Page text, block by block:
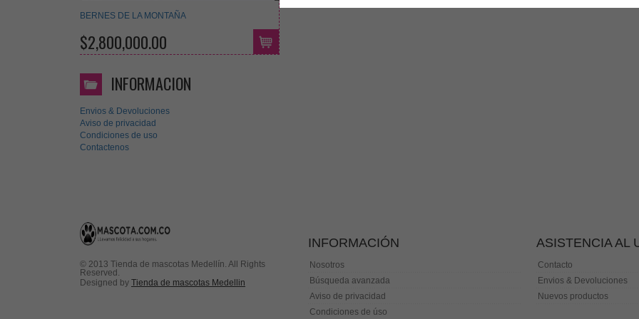
BERNES DE LA MONTAÑA
$2,800,000.00
INFORMACION
Envios & Devoluciones
Aviso de privacidad
Condiciones de uso
Contactenos
© 2013 Tienda de mascotas Medellín. All Rights
Reserved.
Designed by Tienda de mascotas Medellin
INFORMACIÓN
Nosotros
Búsqueda avanzada
Aviso de privacidad
Condiciones de úso
ASISTENCIA AL
Contacto
Envios & Devoluciones
Nuevos productos